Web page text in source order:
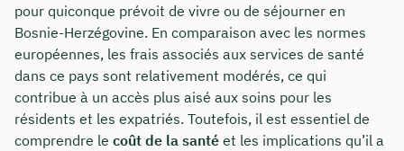
pour quiconque prévoit de vivre ou de séjourner en
Bosnie-Herzégovine. En comparaison avec les normes
européennes, les frais associés aux services de santé
dans ce pays sont relativement modérés, ce qui
contribue à un accès plus aisé aux soins pour les
résidents et les expatriés. Toutefois, il est essentiel de
comprendre le coût de la santé et les implications qu’il a